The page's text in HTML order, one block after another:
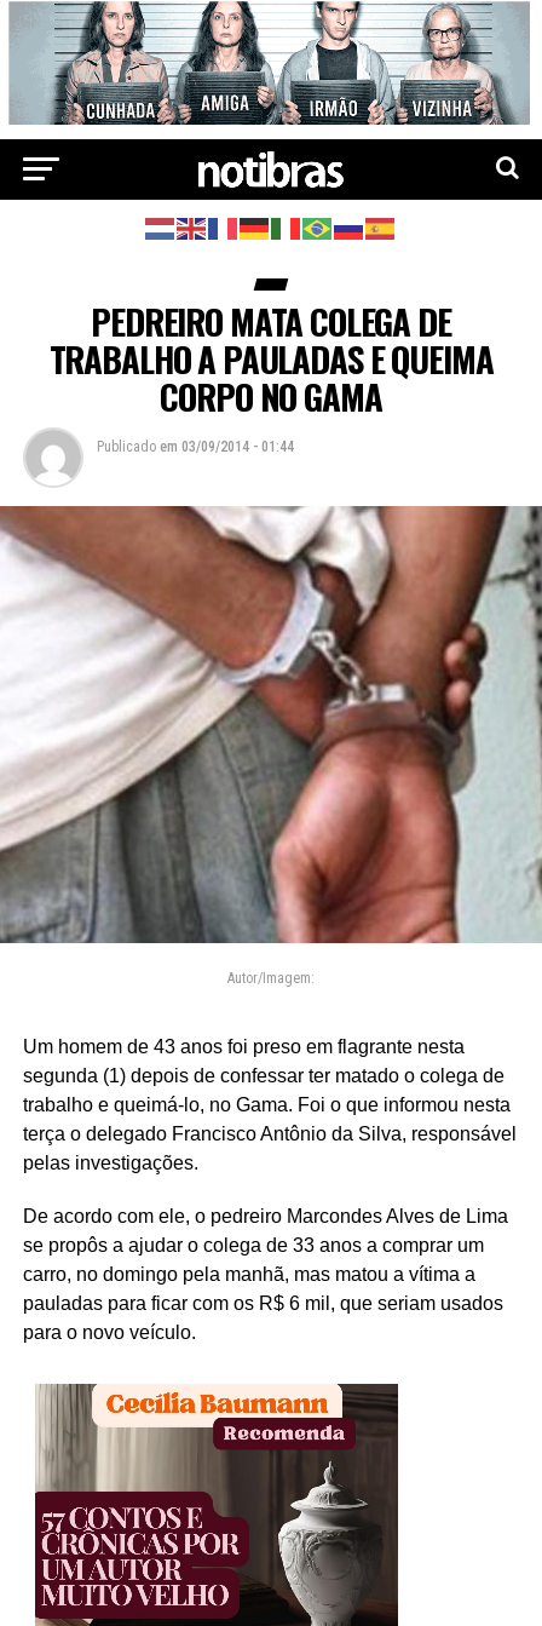
PEDREIRO MATA COLEGA DE
TRABALHO A PAULADAS E QUEIMA
CORPO NO GAMA
Publicado em 03/09/2014 - 01:44
Autor/Imagem:
Um homem de 43 anos foi preso em flagrante nesta
segunda (1) depois de confessar ter matado o colega de
trabalho e queimá-lo, no Gama. Foi o que informou nesta
terça o delegado Francisco Antônio da Silva, responsável
pelas investigações.
De acordo com ele, o pedreiro Marcondes Alves de Lima
se propôs a ajudar o colega de 33 anos a comprar um
carro, no domingo pela manhã, mas matou a vítima a
pauladas para ficar com os R$ 6 mil, que seriam usados
para o novo veículo.